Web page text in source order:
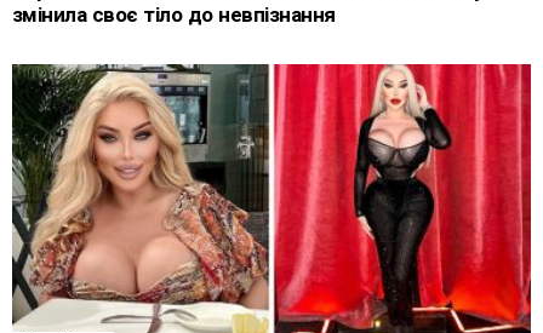
змінила своє тіло до невпізнання